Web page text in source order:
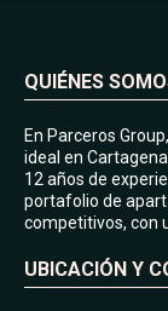
QUIÉNES
En Parceros
ideal en
12 años de
portafolio de
competitivos, con
UBICACIÓN Y